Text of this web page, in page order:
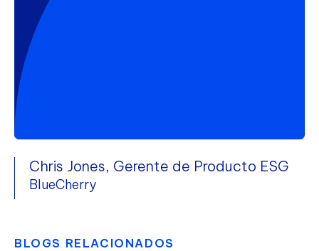
Chris Jones, Gerente de Producto ESG
BlueCherry
BLOGS RELACIONADOS